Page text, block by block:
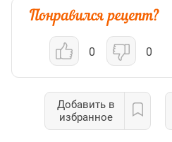
0 0
Добавить в
избранное